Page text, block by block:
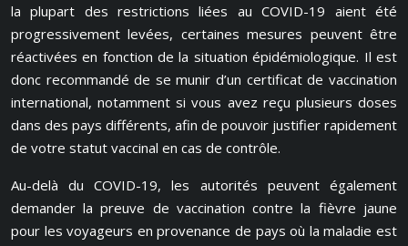
la plupart des restrictions liées au COVID-19 aient été
progressivement levées, certaines mesures peuvent être
réactivées en fonction de la situation épidémiologique. Il est
donc recommandé de se munir d’un certificat de vaccination
international, notamment si vous avez reçu plusieurs doses
dans des pays différents, afin de pouvoir justifier rapidement
de votre statut vaccinal en cas de contrôle.
Au-delà du COVID-19, les autorités peuvent également
demander la preuve de vaccination contre la fièvre jaune
pour les voyageurs en provenance de pays où la maladie est